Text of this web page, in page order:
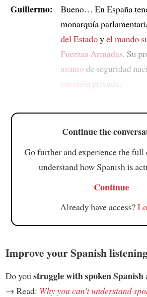
Guillermo:
Bueno… En España
monarquía
del Estadoyel mando
Fuerzas Armadas. Su
asunto de seguridad
cuestión privada.
Continue the
Go further and experience the
understand how Spanish is
Continue
Already have access?
Improve your Spanish
Do you struggle with spoken Spanish
→ Read: Why you can't understand